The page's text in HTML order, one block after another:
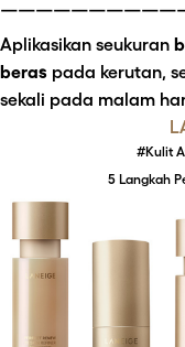
￣￣￣￣￣￣￣￣￣￣
Aplikasikan seukuran
beras pada kerutan,
sekali pada malam
#Kulit
5 Langkah